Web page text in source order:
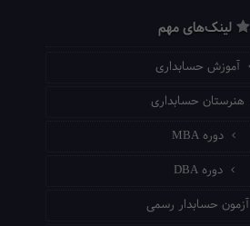
لینک‌های مهم
آموزش حسابداری
هنرستان حسابداری
دوره MBA
دوره DBA
آزمون حسابدار رسمی